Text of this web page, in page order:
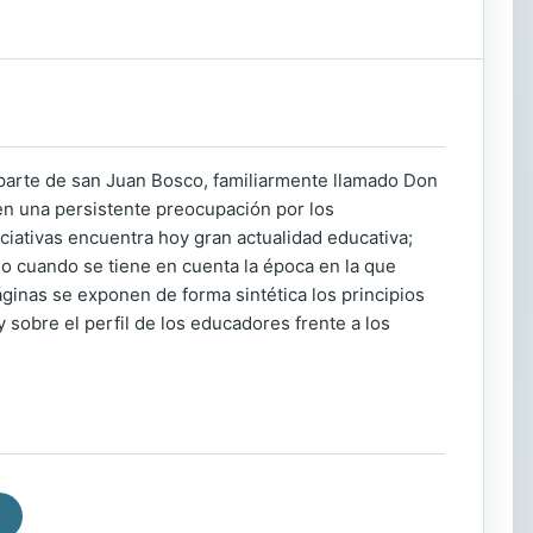
de san Juan Bosco, familiarmente llamado Don
una persistente preocupación por los
encuentra hoy gran actualidad educativa;
se tiene en cuenta la época en la que
se exponen de forma sintética los principios
sobre el perfil de los educadores frente a los